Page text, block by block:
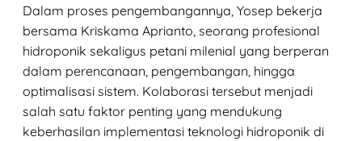
Dalam proses pengembangannya, Yosep bekerja
bersama Kriskama Aprianto, seorang profesional
hidroponik sekaligus petani milenial yang berperan
dalam perencanaan, pengembangan, hingga
optimalisasi sistem. Kolaborasi tersebut menjadi
salah satu faktor penting yang mendukung
keberhasilan implementasi teknologi hidroponik di